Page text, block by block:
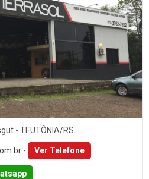
- TEUTÔNIA/RS
- Ver Telefone